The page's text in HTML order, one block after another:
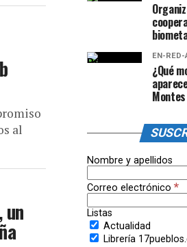
al
un
EN-RED-
¿Qué
Nombre y apellidos
Correo electrónico *
Listas
Actualidad
Librería